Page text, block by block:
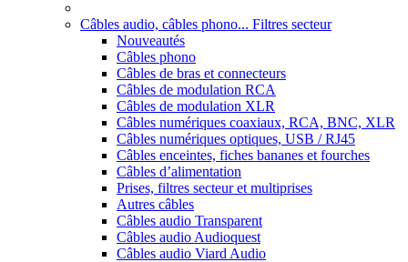
Câbles audio, câbles phono... Filtres secteur
Nouveautés
Câbles phono
Câbles de bras et connecteurs
Câbles de modulation RCA
Câbles de modulation XLR
Câbles numériques coaxiaux, RCA, BNC, XLR
Câbles numériques optiques, USB / RJ45
Câbles enceintes, fiches bananes et fourches
Câbles d’alimentation
Prises, filtres secteur et multiprises
Autres câbles
Câbles audio Transparent
Câbles audio Audioquest
Câbles audio Viard Audio